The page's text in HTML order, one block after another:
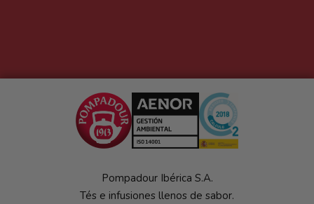
Pompadour Ibérica S.A.
Tés e infusiones llenos de sabor.